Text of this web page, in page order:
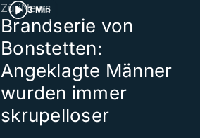
3 Min
ZüriNews
Brandserie von
Bonstetten:
Angeklagte Männer
wurden immer
skrupelloser